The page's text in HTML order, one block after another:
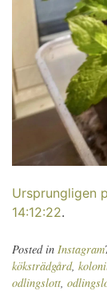
Ursprungligen
14:12:22.
Posted in Instagram
köksträdgård,
odlingslott,